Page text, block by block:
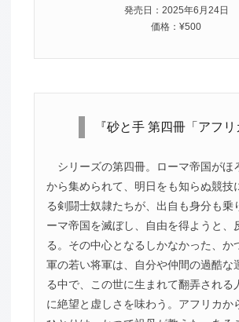
発売日：2025年6月24日
価格：¥500
『砂と手 第四冊「アフリ
シリーズの第四冊。ローマ帝国がほ
から集められて、明日をも知らぬ競技
る剣闘士奴隷たちが、出自も身分も乗
ーマ帝国を滅ぼし、自由を得ようと、
る。その中心となるしかなかった、か
軍の若い将軍は、自分や仲間の過酷な
る中で、この世に生まれて翻弄される
に絶望と虚しさを味わう。アフリカか